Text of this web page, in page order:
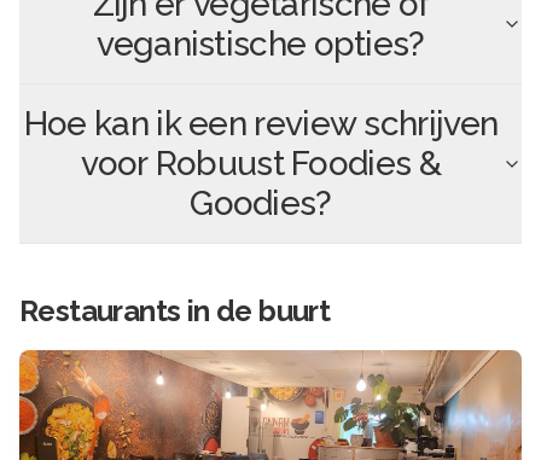
veganistische opties?
Hoe kan ik een review schrijven
voor Robuust Foodies &
Goodies?
Restaurants in de buurt